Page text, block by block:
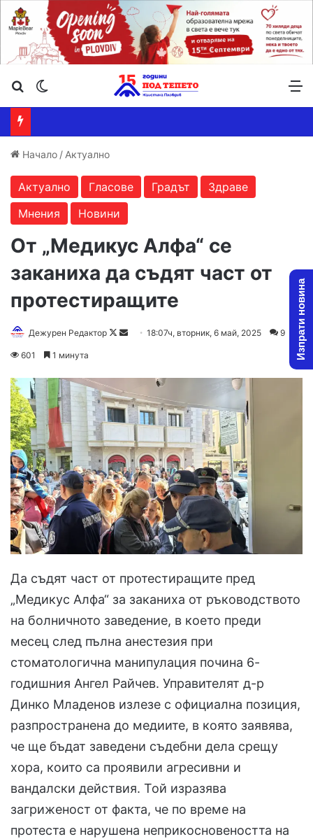
Търсене ...
Начало / Актуално
Актуално Гласове Градът
Здраве
Мнения
Новини
От „Медикус Алфа“ се
заканиха да съдят част от
протестиращите
Дежурен Редактор
Follow
Send18:07ч, вторник, 6 май, 2025 9
601 1 минута
Да съдят част от протестиращите пред
„Медикус Алфа“ за заканиха от ръководството
на болничното заведение, в което преди
месец след пълна анестезия при
стоматологична манипулация почина 6-
годишния Ангел Райчев. Управителят д-р
Динко Младенов излезе с официална позиция,
разпространена до медиите, в която заявява,
че ще бъдат заведени съдебни дела срещу
хора, които са проявили агресивни и
вандалски действия. Той изразява
загриженост от факта, че по време на
протеста е нарушена неприкосновеността на
Изпрати новина